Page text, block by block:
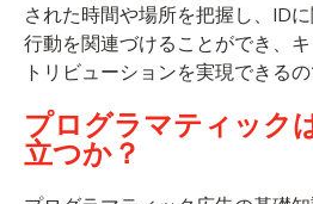
された時間や場所を把握し、ID
行動を関連づけることができ、
トリビューションを実現できるの
プログラマティック
立つか？